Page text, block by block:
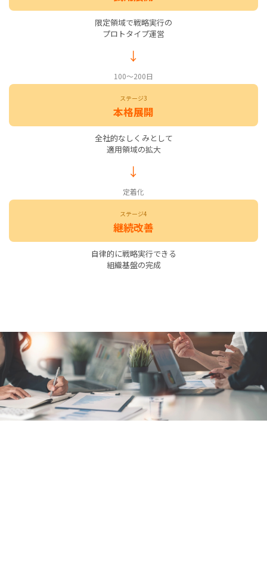
限定領域で戦略実行の
プロトタイプ運営
100〜200日
ステージ3
本格展開
全社的なしくみとして
適用領域の拡大
定着化
ステージ4
継続改善
自律的に戦略実行できる
組織基盤の完成